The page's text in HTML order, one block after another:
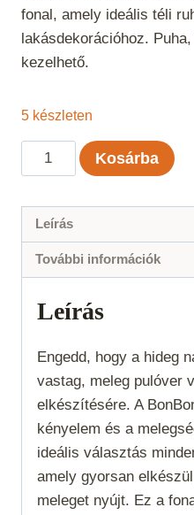
fonal, amely ideális téli
lakásdekorációhoz.
kezelhető.
5 készleten
BonBon
Chunky
Világoszöld
mennyiség
Kosárba
Leírás
További információk
Leírás
Engedd, hogy a hideg
vastag, meleg pulóver
elkészítésére. A
kényelem és a
ideális választás
amely gyorsan
meleget nyújt. Ez a